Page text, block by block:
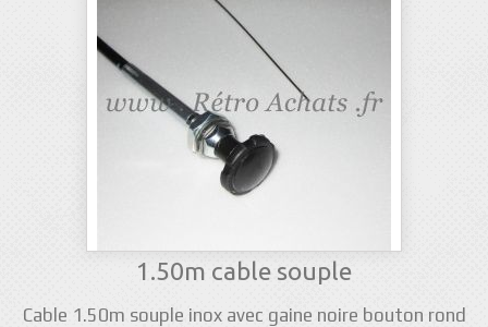
1.50m cable souple
Cable 1.50m souple inox avec gaine noire bouton rond